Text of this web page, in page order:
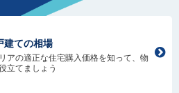
建ての相場
アの適正な住宅購入価格を知って、物
立てましょう